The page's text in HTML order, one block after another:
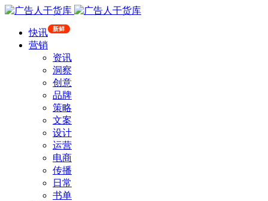
快讯 新鲜
营销
资讯
洞察
创意
品牌
策略
文案
设计
运营
电商
传播
日常
书单